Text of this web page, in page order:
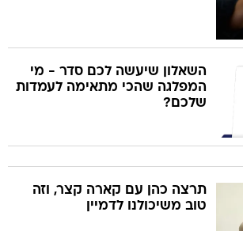
השאלון שיעשה לכם סדר - מי
המפלגה שהכי מתאימה לעמדות
שלכם?
תרצה כהן עם קארה קצר, וזה
טוב משיכולנו לדמיין